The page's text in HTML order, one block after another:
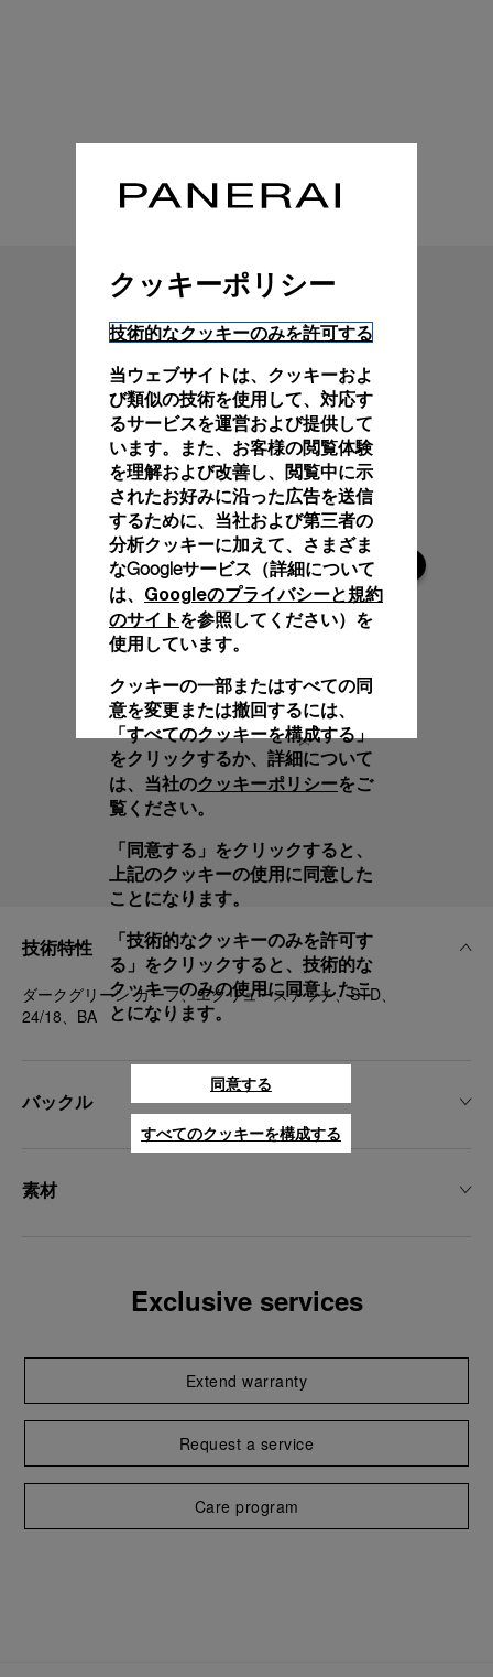
技術特性
技術特性
ダークグリーン カーフ、エクリューステッチ、STD、
24/18、BA
バックル
素材
Exclusive services
Extend warranty
Request a service
Care program
クッキーポリシー
技術的なクッキーのみを許可する
当ウェブサイトは、クッキーおよ
び類似の技術を使用して、対応す
るサービスを運営および提供して
います。また、お客様の閲覧体験
を理解および改善し、閲覧中に示
されたお好みに沿った広告を送信
するために、当社および第三者の
分析クッキーに加えて、さまざま
なGoogleサービス（詳細について
は、 Googleのプライバシーと規約
のサイト を参照してください）を
使用しています。
クッキーの一部またはすべての同
意を変更または撤回するには、
「すべてのクッキーを構成する」
をクリックするか、詳細について
は、当社のクッキーポリシーをご
覧ください。
「同意する」をクリックすると、
上記のクッキーの使用に同意した
ことになります。
「技術的なクッキーのみを許可す
る」をクリックすると、技術的な
クッキーのみの使用に同意したこ
とになります。
同意する
すべてのクッキーを構成する